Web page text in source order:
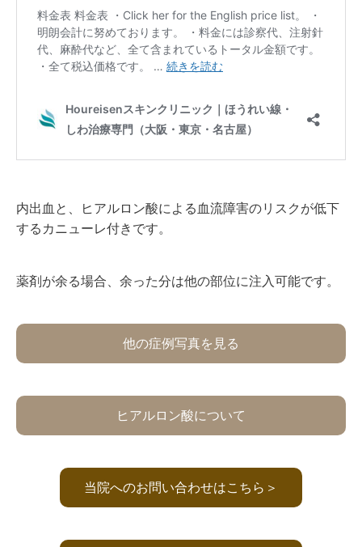
内出血と、ヒアルロン酸による血流障害のリスクが低下
するカニューレ付きです。
薬剤が余る場合、余った分は他の部位に注入可能です。
他の症例写真を見る
ヒアルロン酸について
当院へのお問い合わせはこちら＞